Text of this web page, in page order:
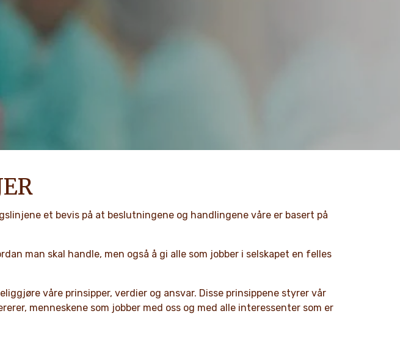
et bevis på at beslutningene og handlingene våre er basert på
man skal handle, men også å gi alle som jobber i selskapet en felles
våre prinsipper, verdier og ansvar. Disse prinsippene styrer vår
menneskene som jobber med oss og med alle interessenter som er